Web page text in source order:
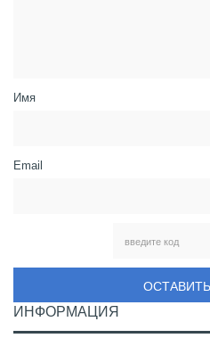
Имя
Email
ИНФОРМАЦИЯ